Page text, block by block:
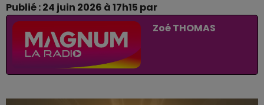
Publié : 24 juin 2026 à 17h15 par
Zoé THOMAS